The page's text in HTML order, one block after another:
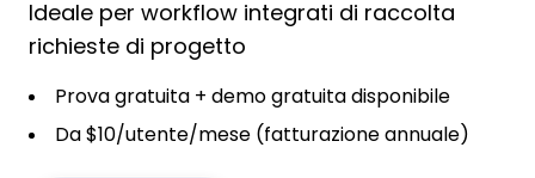
Ideale per workflow integrati di raccolta
richieste di progetto
Prova gratuita + demo gratuita disponibile
Da $10/utente/mese (fatturazione annuale)